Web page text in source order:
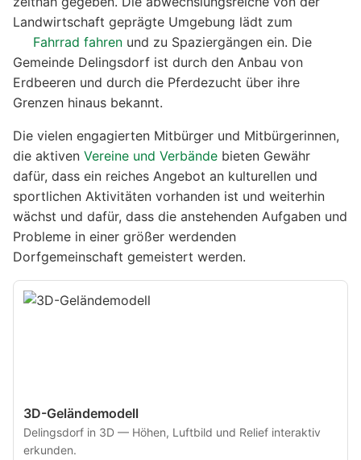
Landwirtschaft geprägte Umgebung lädt zum
Fahrrad fahren und zu Spaziergängen ein. Die
Gemeinde Delingsdorf ist durch den Anbau von
Erdbeeren und durch die Pferdezucht über ihre
Grenzen hinaus bekannt.
Die vielen engagierten Mitbürger und Mitbürgerinnen,
die aktiven Vereine und Verbände bieten Gewähr
dafür, dass ein reiches Angebot an kulturellen und
sportlichen Aktivitäten vorhanden ist und weiterhin
wächst und dafür, dass die anstehenden Aufgaben und
Probleme in einer größer werdenden
Dorfgemeinschaft gemeistert werden.
3D-Geländemodell
Delingsdorf in 3D — Höhen, Luftbild und Relief interaktiv
erkunden.